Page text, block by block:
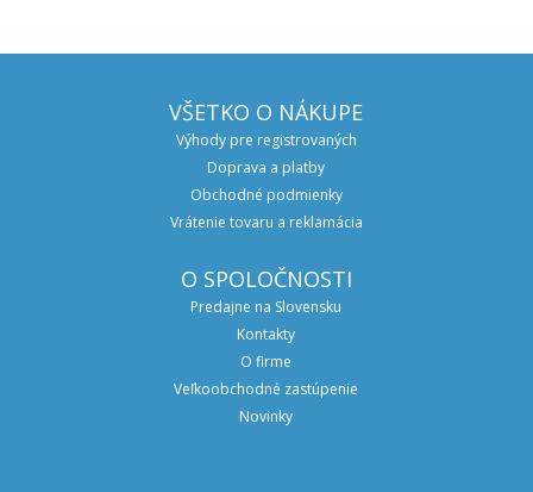
VŠETKO O NÁKUPE
Výhody pre registrovaných
Doprava a platby
Obchodné podmienky
Vrátenie tovaru a reklamácia
O SPOLOČNOSTI
Predajne na Slovensku
Kontakty
O firme
Veľkoobchodné zastúpenie
Novinky